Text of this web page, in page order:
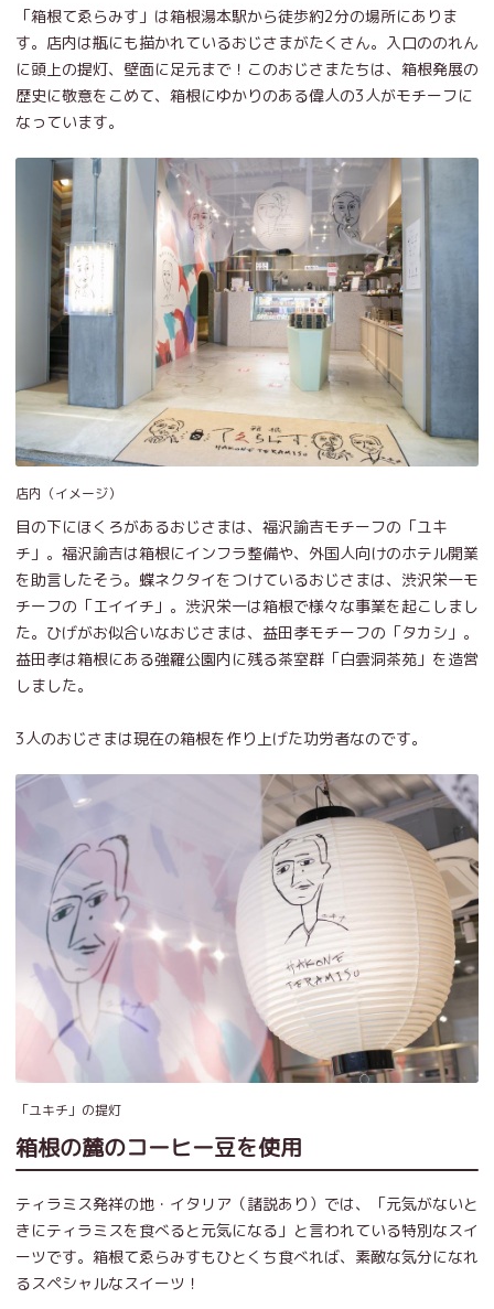
「箱根てゑらみす」は箱根湯本駅から徒歩約2分の場所にありま
す。店内は瓶にも描かれているおじさまがたくさん。入口ののれん
に頭上の提灯、壁面に足元まで！このおじさまたちは、箱根発展の
歴史に敬意をこめて、箱根にゆかりのある偉人の3人がモチーフに
なっています。
店内（イメージ）
目の下にほくろがあるおじさまは、福沢諭吉モチーフの「ユキ
チ」。福沢諭吉は箱根にインフラ整備や、外国人向けのホテル開業
を助言したそう。蝶ネクタイをつけているおじさまは、渋沢栄一モ
チーフの「エイイチ」。渋沢栄一は箱根で様々な事業を起こしまし
た。ひげがお似合いなおじさまは、益田孝モチーフの「タカシ」。
益田孝は箱根にある強羅公園内に残る茶室群「白雲洞茶苑」を造営
しました。
3人のおじさまは現在の箱根を作り上げた功労者なのです。
「ユキチ」の提灯
箱根の麓のコーヒー豆を使用
ティラミス発祥の地・イタリア（諸説あり）では、「元気がないと
きにティラミスを食べると元気になる」と言われている特別なスイ
ーツです。箱根てゑらみすもひとくち食べれば、素敵な気分になれ
るスペシャルなスイーツ！